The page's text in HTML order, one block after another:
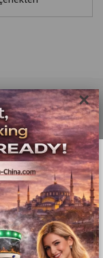
×
masaları
geçirmesine
Yakası